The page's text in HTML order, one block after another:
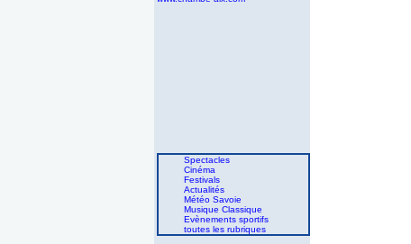
Spectacles
Cinéma
Festivals
Actualités
Météo Savoie
Musique Classique
Evènements sportifs
toutes les rubriques